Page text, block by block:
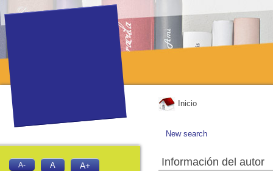
Inicio
New search
Información del autor
A- A A+